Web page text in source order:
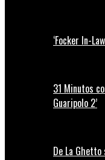
‘Focker In-
31 Minutos
Guaripolo 2’
De La